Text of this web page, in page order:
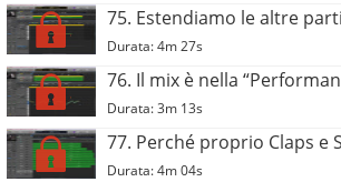
75. Estendiamo le altre parti
Durata: 4m 27s
76. Il mix è nella
Durata: 3m 13s
77. Perché proprio Claps e
Durata: 4m 04s